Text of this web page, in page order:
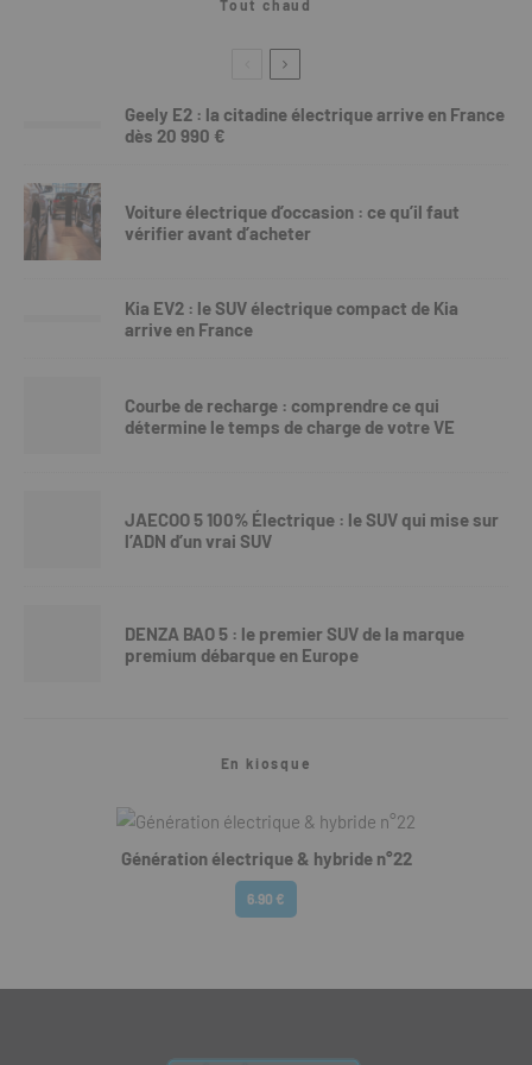
Tout chaud
Geely E2 : la citadine électrique arrive en France
dès 20 990 €
Voiture électrique d’occasion : ce qu’il faut
vérifier avant d’acheter
Kia EV2 : le SUV électrique compact de Kia
arrive en France
Courbe de recharge : comprendre ce qui
détermine le temps de charge de votre VE
JAECOO 5 100% Électrique : le SUV qui mise sur
l’ADN d’un vrai SUV
DENZA BAO 5 : le premier SUV de la marque
premium débarque en Europe
En kiosque
Génération électrique & hybride n°22
6.90 €